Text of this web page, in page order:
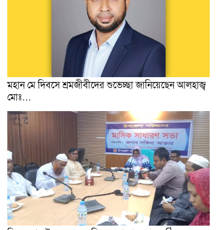
মহান মে দিবসে শ্রমজীবীদের শুভেচ্ছা জানিয়েছেন আলহাজ্ব
মোঃ…